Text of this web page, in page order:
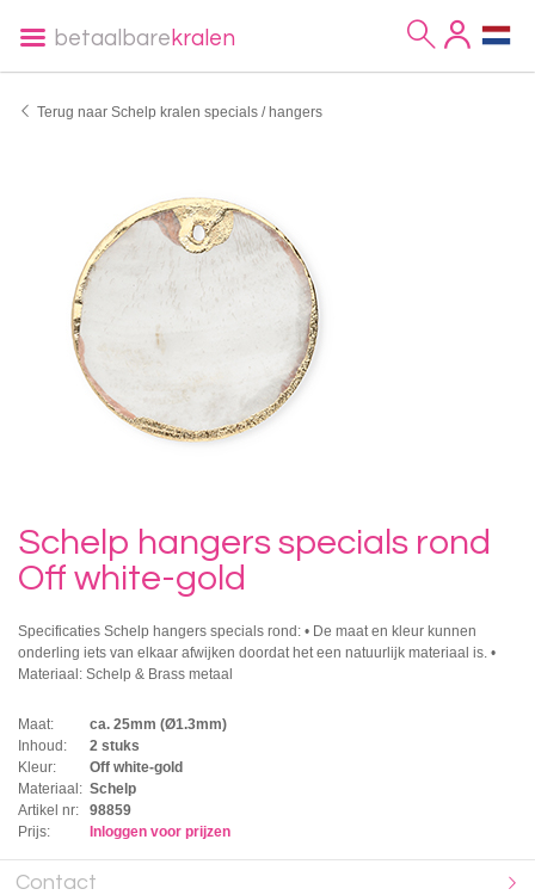
betaalbare kralen
Terug naar Schelp kralen specials / hangers
Schelp hangers specials rond
Off white-gold
Specificaties Schelp hangers specials rond: • De maat en kleur kunnen
onderling iets van elkaar afwijken doordat het een natuurlijk materiaal is. •
Materiaal: Schelp & Brass metaal
Maat:
ca. 25mm (Ø1.3mm)
Inhoud:
2 stuks
Kleur:
Off white-gold
Materiaal: Schelp
Artikel nr:
98859
Prijs:
Inloggen voor prijzen
Contact